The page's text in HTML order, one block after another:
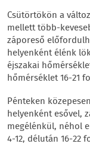
Csütörtökön a
mellett több-
záporeső
helyenként élénk
éjszakai
hőmérséklet 16-21
Pénteken
helyenként esővel,
megélénkül, néhol
4-12, délután 16-22